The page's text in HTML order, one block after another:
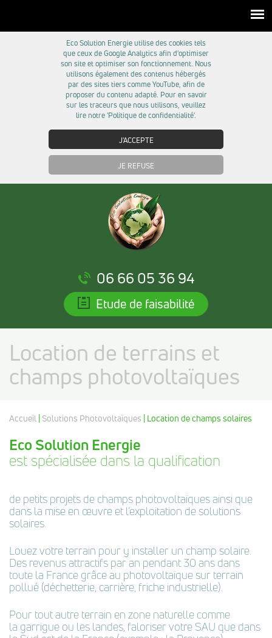
Eco Solution Energie utilise des cookies tels
que ceux de Google Analytics afin d'optimiser
son site et optimiser son fonctionnement. Nous
utilisons également des contenus hébergés
par des sites tiers comme YouTube, afin de
proposer du contenu adapté. Pour en savoir
sur les traceurs que nous utilisons, veuillez
lire notre 'Politique de confidentialité'.
J'ACCEPTE
JE REFUSE
06 66 05 36 94
Etude de faisabilité
Location de terrains et
champs photovoltaïques
Accueil | Solutions Photovoltaïques | Location de champs solaires
Eco Solution Energie
est spécialisée dans la qualification
de petits projets de champs photovoltaïques ainsi que
dans la mise en œuvre et l’exploitation de solutions
solaires.
Louez votre terrain pour y installer un champ solaire.
Des revenus attractifs par an pendant 30 ans dans
toute la France grâce au photovoltaïque sur terrain
pollué (déchetterie, carrière, friche industrielle).
Pour tout autre terrain en zone naturelle comme
la garrigue ou les landes, faloriser votre SAU que dans